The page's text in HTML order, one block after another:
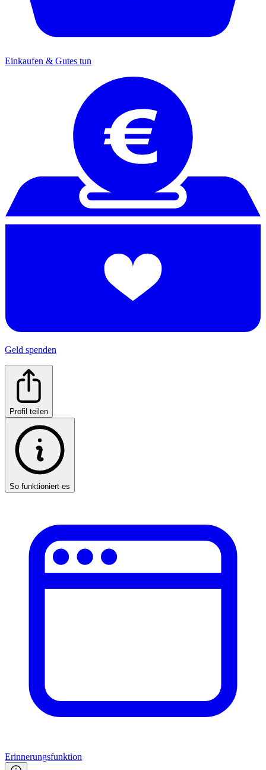
Einkaufen & Gutes tun
Geld spenden
Profil teilen
So funktioniert es
Erinnerungsfunktion